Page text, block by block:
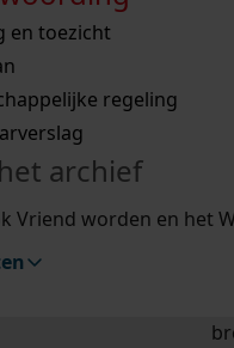
u op weg met een aantal
zoektips
u op weg met een aantal
zoektips
geschiedenislokaal
en toezicht
regeling
archief
Vriend worden en het
zoektips
(inloggen)